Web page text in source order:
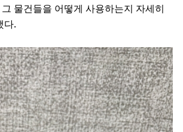
물건들을 어떻게 사용하는지 자세히
다.